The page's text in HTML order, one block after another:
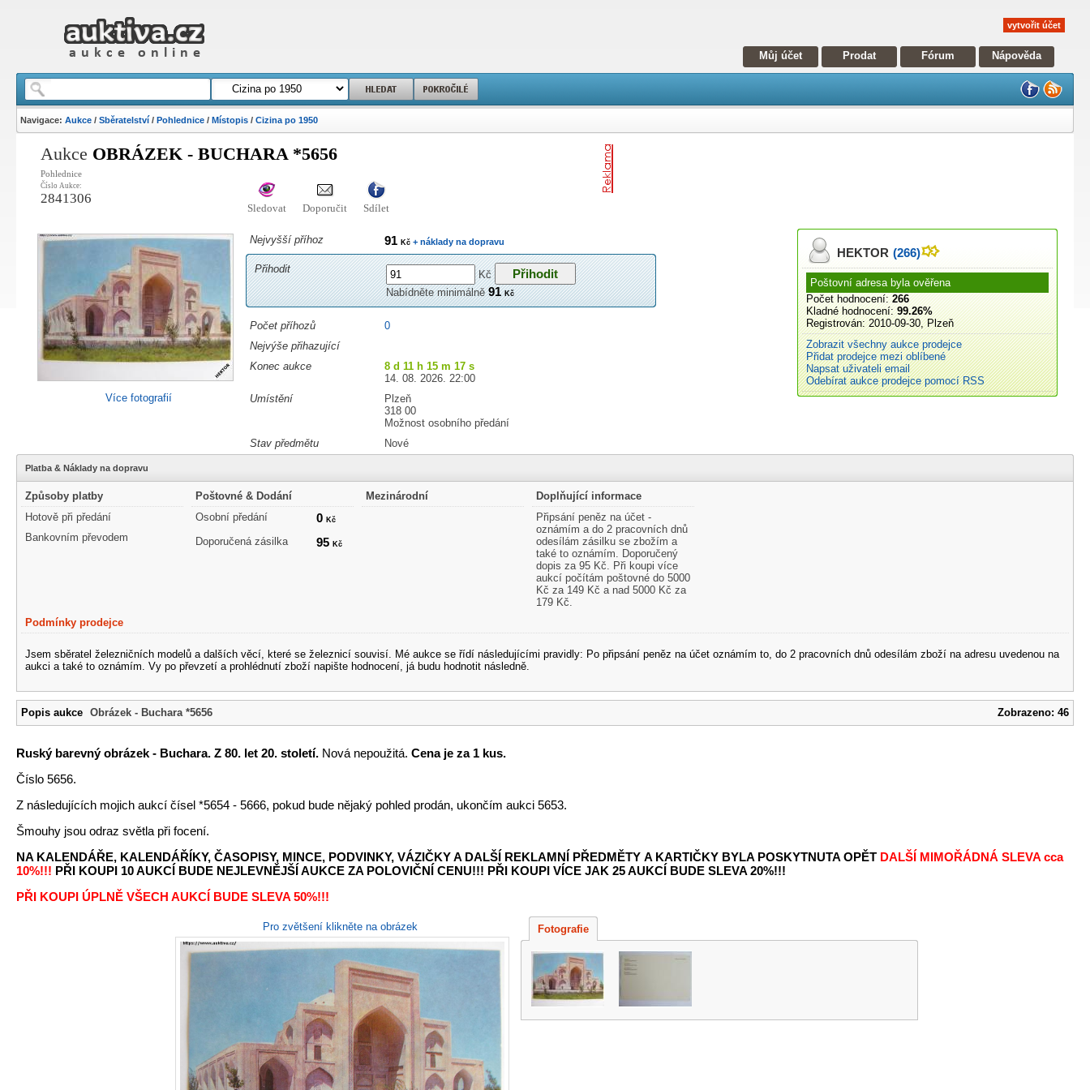
vytvořit účet
Můj účet Prodat Fórum Nápověda
Navigace:Aukce /Sběratelství /Pohlednice /Místopis /Cizina po 1950
Aukce OBRÁZEK - BUCHARA *5656
Pohlednice
Číslo Aukce:
2841306
Sledovat Doporučit Sdílet
Více fotografií
Nejvyšší příhoz 91Kč + náklady na dopravu
Přihodit
Kč
Nabídněte minimálně91Kč
Počet příhozů
0
Nejvýše přihazující
Konec aukce
8 d 11 h 15 m 16 s
14. 08. 2026. 22:00
Umístění
Plzeň
318 00
Možnost osobního předání
Stav předmětu
Nové
HEKTOR (266)
Poštovní adresa byla ověřena
Počet hodnocení: 266
Kladné hodnocení: 99.26%
Registrován: 2010-09-30, Plzeň
Zobrazit všechny aukce prodejce
Přidat prodejce mezi oblíbené
Napsat uživateli email
Odebírat aukce prodejce pomocí RSS
Platba & Náklady na dopravu
Způsoby platby
Hotově při předání
Bankovním převodem
Poštovné & Dodání
Osobní předání
0Kč
Doporučená zásilka 95Kč
Mezinárodní
Doplňující informace
Připsání peněz na účet -
oznámím a do 2 pracovních dnů
odesílám zásilku se zbožím a
také to oznámím. Doporučený
dopis za 95 Kč. Při koupi více
aukcí počítám poštovné do 5000
Kč za 149 Kč a nad 5000 Kč za
179 Kč.
Podmínky prodejce
Jsem sběratel železničních modelů a dalších věcí, které se železnicí souvisí. Mé aukce se řídí následujícími pravidly: Po připsání peněz na účet oznámím to, do 2 pracovních dnů odesílám zboží na adresu uvedenou na
aukci a také to oznámím. Vy po převzetí a prohlédnutí zboží napište hodnocení, já budu hodnotit následně.
Popis aukce Obrázek - Buchara *5656 Zobrazeno: 46
Ruský barevný obrázek - Buchara. Z 80. let 20. století. Nová nepoužitá.Cena je za 1 kus.
Číslo 5656.
Z následujících mojich aukcí čísel *5654 - 5666, pokud bude nějaký pohled prodán, ukončím aukci 5653.
Šmouhy jsou odraz světla při focení.
NA KALENDÁŘE, KALENDÁŘÍKY, ČASOPISY, MINCE, PODVINKY, VÁZIČKY A DALŠÍ REKLAMNÍ PŘEDMĚTY A KARTIČKY BYLA POSKYTNUTA OPĚT DALŠÍ MIMOŘÁDNÁ SLEVAcca
10%!!! PŘI KOUPI 10 AUKCÍ BUDE NEJLEVNĚJŠÍ AUKCE ZA POLOVIČNÍ CENU!!! PŘI KOUPI VÍCE JAK 25 AUKCÍ BUDE SLEVA 20%!!!
PŘI KOUPI ÚPLNĚ VŠECH AUKCÍ BUDE SLEVA 50%!!!
Pro zvětšení klikněte na obrázek Fotografie